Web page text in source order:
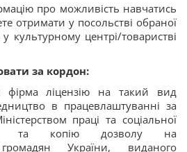
про можливість навчатись
отримати у посольстві обраної
культурному центрі/товаристві
за кордон:
фірма ліцензію на такий вид
в працевлаштуванні за
праці та соціальної
та копію дозволу на
України, виданого